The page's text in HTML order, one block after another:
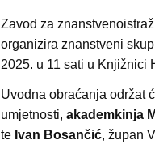
Zavod za
organizira znanstveni skup
2025. u 11 sati u Knjižnici
Uvodna obraćanja održat
umjetnosti, akademkinja
te Ivan Bosančić, župan